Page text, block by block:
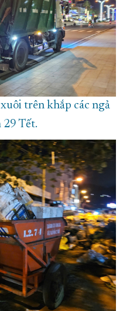
trên khắp các ngả
29 Tết.